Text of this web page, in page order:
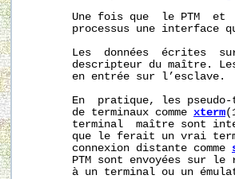
Une fois que  le PTM  et
processus une interface
Les  données  écrites
descripteur du maître.
       en entrée sur l’esclave.
En  pratique, les
       de terminaux comme
xterm
terminal  maître sont
que le ferait un vrai
       connexion distante comme
PTM sont envoyées sur le
à un terminal ou un